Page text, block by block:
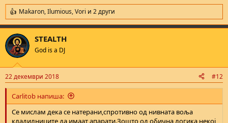
R
e
a
c
t
i
s
:
Makaron,Ilumious,Vori и 2 други
STEALTH
God is a DJ
22 декември 2018 #12
Carlitob напиша:
Се мислам дека се натерани,спротивно од нивната воља
кладилниците да имаат апарати.Зошто од обична логика некој